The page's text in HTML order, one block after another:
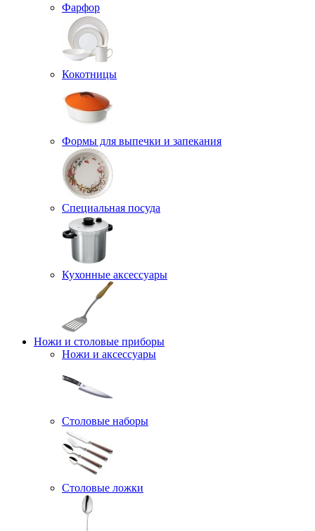
Фарфор
Кокотницы
Формы для выпечки и запекания
Специальная посуда
Кухонные аксессуары
Ножи и столовые приборы
Ножи и аксессуары
Столовые наборы
Столовые ложки